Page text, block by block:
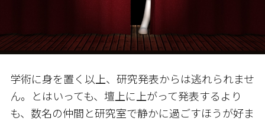
学術に身を置く以上、研究発表からは逃れられませ
ん。とはいっても、壇上に上がって発表するより
も、数名の仲間と研究室で静かに過ごすほうが好ま